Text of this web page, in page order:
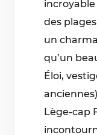
des
un
qu’un
Éloi,
Lège-cap